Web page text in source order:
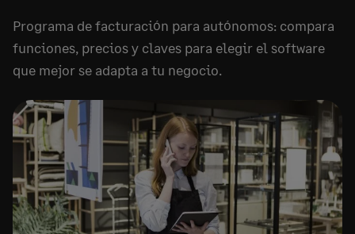
Programa de facturación para autónomos: compara
funciones, precios y claves para elegir el software
que mejor se adapta a tu negocio.